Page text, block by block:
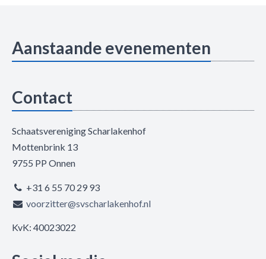
Aanstaande evenementen
Contact
Schaatsvereniging Scharlakenhof
Mottenbrink 13
9755 PP Onnen
+31 6 55 70 29 93
voorzitter@svscharlakenhof.nl
KvK: 40023022